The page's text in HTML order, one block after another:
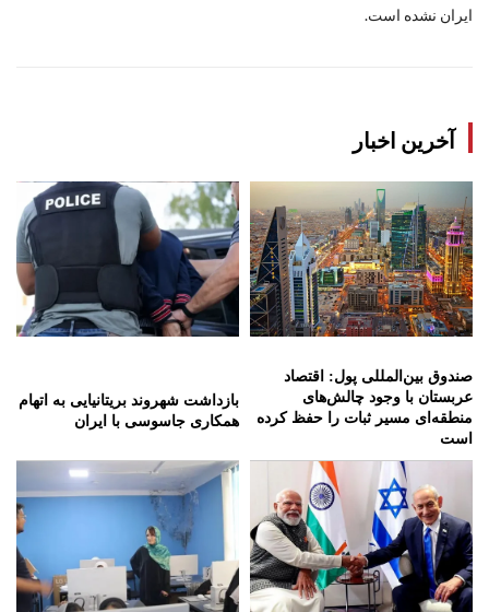
ایران نشده است.
آخرین اخبار
صندوق بین‌المللی پول: اقتصاد
عربستان با وجود چالش‌های
منطقه‌ای مسیر ثبات را حفظ کرده
است
بازداشت شهروند بریتانیایی به اتهام
همکاری جاسوسی با ایران